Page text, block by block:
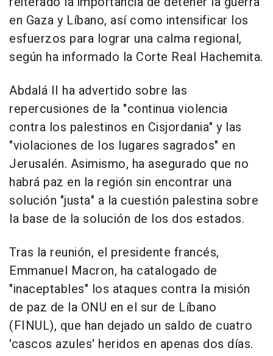
en Gaza y Líbano, así como intensificar los
esfuerzos para lograr una calma regional,
según ha informado la Corte Real Hachemita.
Abdalá II ha advertido sobre las
repercusiones de la "continua violencia
contra los palestinos en Cisjordania" y las
"violaciones de los lugares sagrados" en
Jerusalén. Asimismo, ha asegurado que no
habrá paz en la región sin encontrar una
solución "justa" a la cuestión palestina sobre
la base de la solución de los dos estados.
Tras la reunión, el presidente francés,
Emmanuel Macron, ha catalogado de
"inaceptables" los ataques contra la misión
de paz de la ONU en el sur de Líbano
(FINUL), que han dejado un saldo de cuatro
'cascos azules' heridos en apenas dos días.